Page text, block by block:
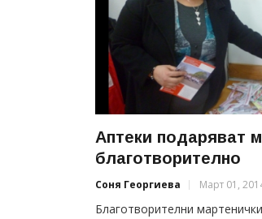
Аптеки подаряват
благотворително
Соня Георгиева Март 01,
Благотворителни